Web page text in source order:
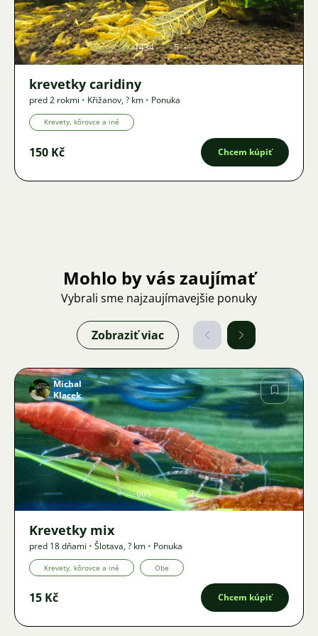
1434 5
krevetky caridiny
pred 2 rokmi • Křižanov,? km • Ponuka
Krevety, kôrovce a iné
150 Kč Chcem kúpiť
Mohlo by vás zaujímať
Vybrali sme najzaujímavejšie ponuky
Zobraziť viac
Obrázok
Michal
Klacek
605 2
Krevetky mix
pred 18 dňami • Šlotava,? km • Ponuka
Krevety, kôrovce a iné Obe
15 Kč Chcem kúpiť